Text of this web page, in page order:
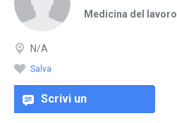
Medicina del lavoro
N/A
Salva
Scrivi un